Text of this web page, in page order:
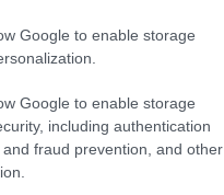
Google to enable storage
Google to enable storage
including authentication
fraud prevention, and other